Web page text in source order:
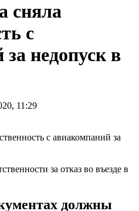
сняла
с
недопуск в
11:29
за отказ во въезде в
должны